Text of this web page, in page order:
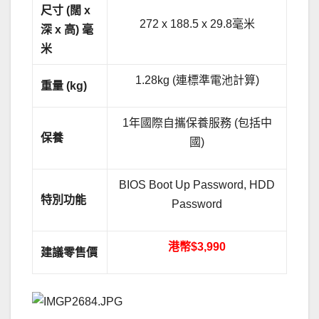
尺寸 (闊 x
深 x 高) 毫
米
272 x 188.5 x 29.8毫米
重量 (kg) 1.28kg (連標準電池計算)
保養
1年國際自攜保養服務 (包括中
國)
特別功能
BIOS Boot Up Password, HDD
Password
建議零售價 港幣$3,990